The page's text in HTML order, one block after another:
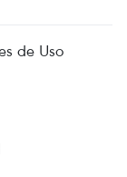
de Uso